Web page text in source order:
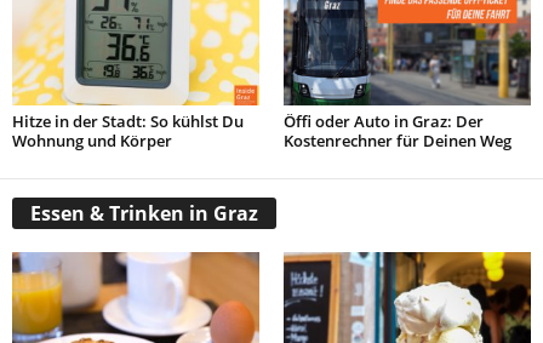
Hitze in der Stadt: So kühlst Du
Wohnung und Körper
Öffi oder Auto in Graz: Der
Kostenrechner für Deinen Weg
Essen & Trinken in Graz